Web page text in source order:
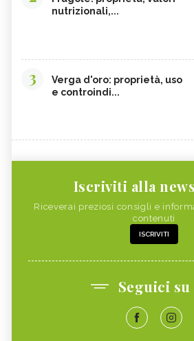
nutrizionali,...
3
Verga d'oro: proprietà, uso
e controindi...
Iscriviti alla
Riceverai preziosi consigli e
contenuti
ISCRIVITI
Seguici su